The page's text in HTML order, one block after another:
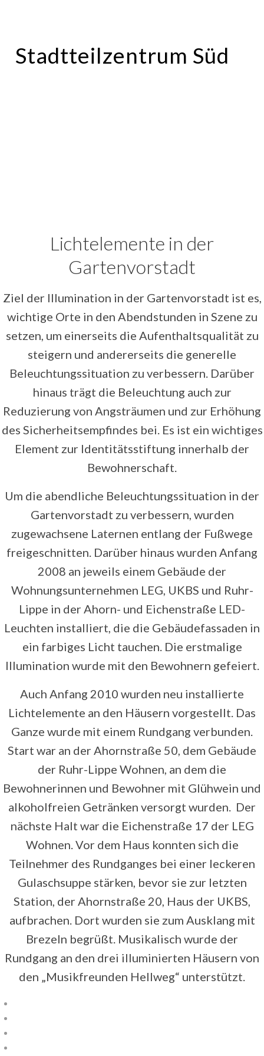
Stadtteilzentrum Süd
Lichtelemente in der
Gartenvorstadt
Ziel der Illumination in der Gartenvorstadt ist es,
wichtige Orte in den Abendstunden in Szene zu
setzen, um einerseits die Aufenthaltsqualität zu
steigern und andererseits die generelle
Beleuchtungssituation zu verbessern. Darüber
hinaus trägt die Beleuchtung auch zur
Reduzierung von Angsträumen und zur Erhöhung
des Sicherheitsempfindes bei. Es ist ein wichtiges
Element zur Identitätsstiftung innerhalb der
Bewohnerschaft.
Um die abendliche Beleuchtungssituation in der
Gartenvorstadt zu verbessern, wurden
zugewachsene Laternen entlang der Fußwege
freigeschnitten. Darüber hinaus wurden Anfang
2008 an jeweils einem Gebäude der
Wohnungsunternehmen LEG, UKBS und Ruhr-
Lippe in der Ahorn- und Eichenstraße LED-
Leuchten installiert, die die Gebäudefassaden in
ein farbiges Licht tauchen. Die erstmalige
Illumination wurde mit den Bewohnern gefeiert.
Auch Anfang 2010 wurden neu installierte
Lichtelemente an den Häusern vorgestellt. Das
Ganze wurde mit einem Rundgang verbunden.
Start war an der Ahornstraße 50, dem Gebäude
der Ruhr-Lippe Wohnen, an dem die
Bewohnerinnen und Bewohner mit Glühwein und
alkoholfreien Getränken versorgt wurden. Der
nächste Halt war die Eichenstraße 17 der LEG
Wohnen. Vor dem Haus konnten sich die
Teilnehmer des Rundganges bei einer leckeren
Gulaschsuppe stärken, bevor sie zur letzten
Station, der Ahornstraße 20, Haus der UKBS,
aufbrachen. Dort wurden sie zum Ausklang mit
Brezeln begrüßt. Musikalisch wurde der
Rundgang an den drei illuminierten Häusern von
den „Musikfreunden Hellweg“ unterstützt.